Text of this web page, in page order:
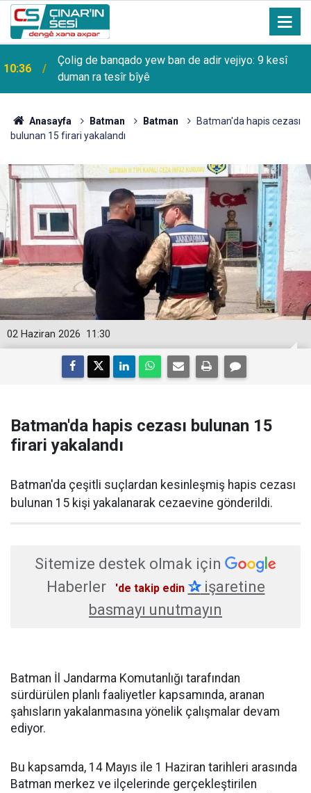
10:36
Çolig de banqado yew ban de adir vejiyo: 9 kesî
duman ra tesîr bîyê
Anasayfa Batman Batman
Batman'da hapis cezası
bulunan 15 firari yakalandı
11:30
02 Haziran 2026
Batman'da hapis cezası bulunan 15
firari yakalandı
Batman'da çeşitli suçlardan kesinleşmiş hapis cezası
bulunan 15 kişi yakalanarak cezaevine gönderildi.
Sitemize destek olmak için
Haberler
'de takip edin ✰işaretine
basmayı unutmayın
Batman İl Jandarma Komutanlığı tarafından
sürdürülen planlı faaliyetler kapsamında, aranan
şahısların yakalanmasına yönelik çalışmalar devam
ediyor.
Bu kapsamda, 14 Mayıs ile 1 Haziran tarihleri arasında
Batman merkez ve ilçelerinde gerçekleştirilen